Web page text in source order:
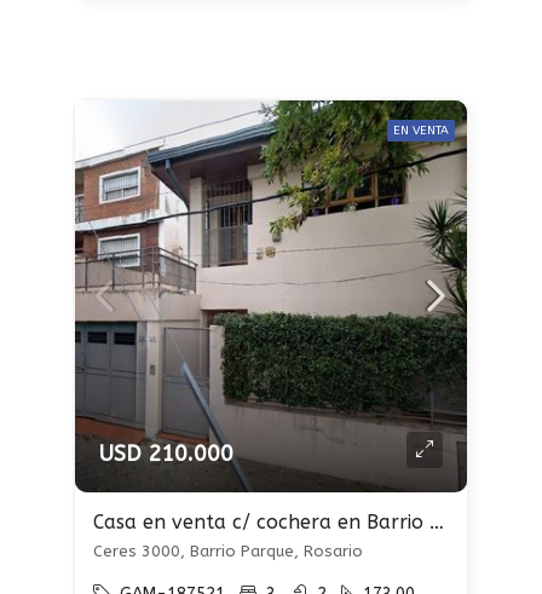
EN VENTA
USD 210.000
Casa en venta c/ cochera en Barrio Parque
Ceres 3000, Barrio Parque, Rosario